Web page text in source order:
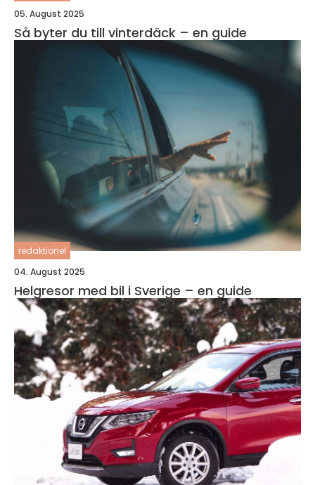
05. August 2025
Så byter du till vinterdäck – en guide
redaktionel
04. August 2025
Helgresor med bil i Sverige – en guide